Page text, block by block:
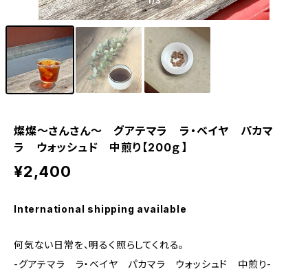
燦燦～さんさん～ グアテマラ ラ・ベイヤ パカマ
ラ ウォッシュド 中煎り【200ｇ】
¥2,400
International shipping available
何気ない日常を、明るく照らしてくれる。
-グアテマラ ラ・ベイヤ パカマラ ウォッシュド 中煎り-